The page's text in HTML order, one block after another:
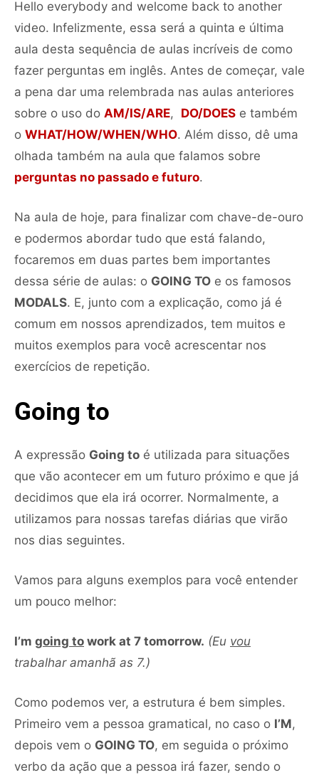
Hello everybody and welcome back to another
video. Infelizmente, essa será a quinta e última
aula desta sequência de aulas incríveis de como
fazer perguntas em inglês. Antes de começar, vale
a pena dar uma relembrada nas aulas anteriores
sobre o uso do AM/IS/ARE, DO/DOES e também
o WHAT/HOW/WHEN/WHO. Além disso, dê uma
olhada também na aula que falamos sobre
perguntas no passado e futuro.
Na aula de hoje, para finalizar com chave-de-ouro
e podermos abordar tudo que está falando,
focaremos em duas partes bem importantes
dessa série de aulas: o GOING TO e os famosos
MODALS. E, junto com a explicação, como já é
comum em nossos aprendizados, tem muitos e
muitos exemplos para você acrescentar nos
exercícios de repetição.
Going to
A expressão Going to é utilizada para situações
que vão acontecer em um futuro próximo e que já
decidimos que ela irá ocorrer. Normalmente, a
utilizamos para nossas tarefas diárias que virão
nos dias seguintes.
Vamos para alguns exemplos para você entender
um pouco melhor:
I’m going to work at 7 tomorrow. (Eu vou
trabalhar amanhã as 7.)
Como podemos ver, a estrutura é bem simples.
Primeiro vem a pessoa gramatical, no caso o I’M,
depois vem o GOING TO, em seguida o próximo
verbo da ação que a pessoa irá fazer, sendo o